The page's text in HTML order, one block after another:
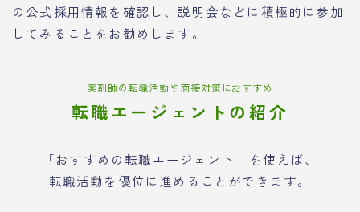
の公式採用情報を確認し、説明会などに積極的に参加
してみることをお勧めします。
薬剤師の転職活動や面接対策におすすめ
転職エージェントの紹介
「おすすめの転職エージェント」を使えば、
転職活動を優位に進めることができます。